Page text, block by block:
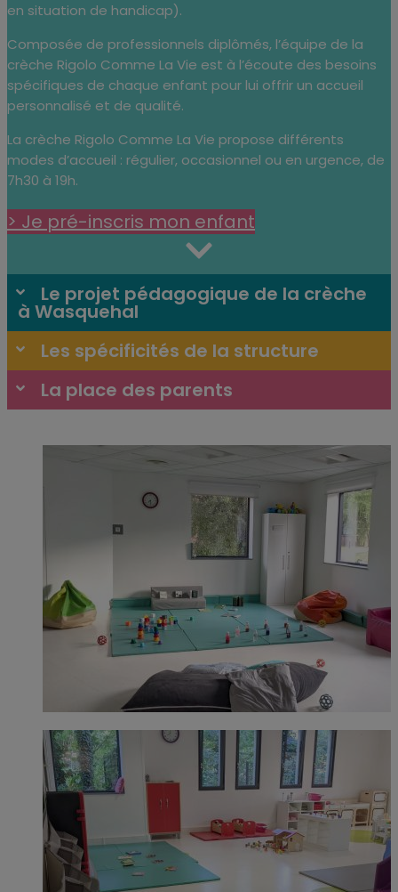
en situation de handicap).
Composée de professionnels diplômés, l’équipe de la
crèche Rigolo Comme La Vie est à l’écoute des besoins
spécifiques de chaque enfant pour lui offrir un accueil
personnalisé et de qualité.
La crèche Rigolo Comme La Vie propose différents
modes d’accueil : régulier, occasionnel ou en urgence, de
7h30 à 19h.
> Je pré-inscris mon enfant
Le projet pédagogique de la crèche
à Wasquehal
Les spécificités de la structure
La place des parents